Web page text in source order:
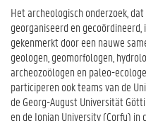
Het archeologisch onderzoek,
georganiseerd en
gekenmerkt door een nauwe
geologen, geomorfologen,
archeozoölogen en paleo-
participeren ook teams van de
de Georg-August Universität
en de Ionian University (Corfu) in